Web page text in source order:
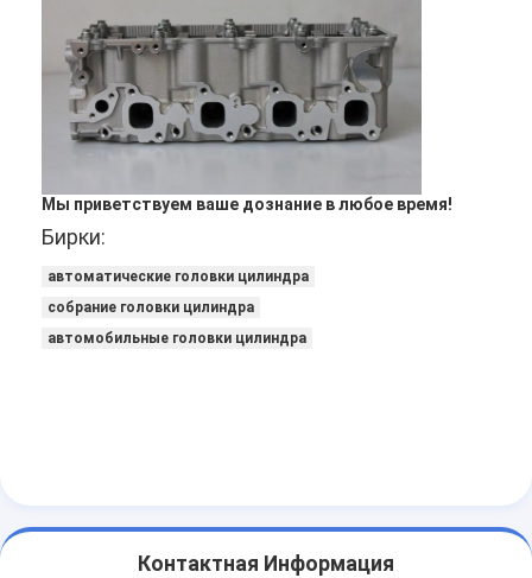
Ведущий шатун двигателя
Рукоятка коромысла двигателя
Клапаны двигателя автомобиля
Ремонты головки цилиндра
набивка головки цилиндра
Мы приветствуем ваше дознание в любое время!
Бирки:
автоматические головки цилиндра
собрание головки цилиндра
автомобильные головки цилиндра
Контактная Информация